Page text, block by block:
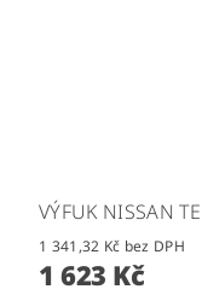
VÝFUK NISSAN
1 341,32 Kč bez DPH
1 623 Kč